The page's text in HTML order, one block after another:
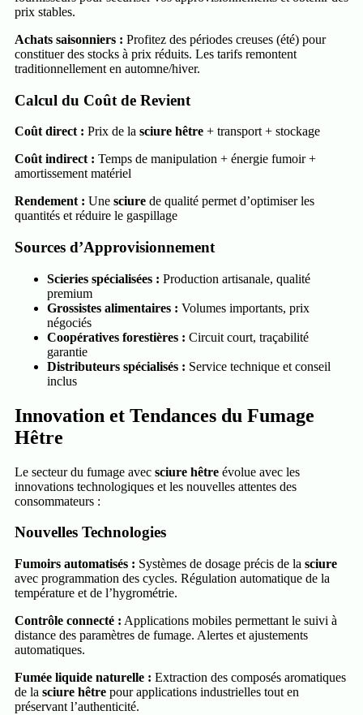
prix stables.
Achats saisonniers : Profitez des périodes creuses (été) pour
constituer des stocks à prix réduits. Les tarifs remontent
traditionnellement en automne/hiver.
Calcul du Coût de Revient
Coût direct : Prix de la sciure hêtre + transport + stockage
Coût indirect : Temps de manipulation + énergie fumoir +
amortissement matériel
Rendement : Une sciure de qualité permet d’optimiser les
quantités et réduire le gaspillage
Sources d’Approvisionnement
Scieries spécialisées : Production artisanale, qualité
premium
Grossistes alimentaires : Volumes importants, prix
négociés
Coopératives forestières : Circuit court, traçabilité
garantie
Distributeurs spécialisés : Service technique et conseil
inclus
Innovation et Tendances du Fumage
Hêtre
Le secteur du fumage avec sciure hêtre évolue avec les
innovations technologiques et les nouvelles attentes des
consommateurs :
Nouvelles Technologies
Fumoirs automatisés : Systèmes de dosage précis de la sciure
avec programmation des cycles. Régulation automatique de la
température et de l’hygrométrie.
Contrôle connecté : Applications mobiles permettant le suivi à
distance des paramètres de fumage. Alertes et ajustements
automatiques.
Fumée liquide naturelle : Extraction des composés aromatiques
de la sciure hêtre pour applications industrielles tout en
préservant l’authenticité.